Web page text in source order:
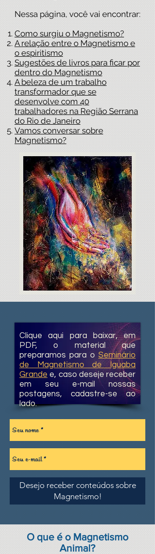
Nessa página, você vai encontrar:
Como surgiu o Magnetismo?
A relação entre o Magnetismo e
o espiritismo
Sugestões de livros para ficar por
dentro do Magnetismo
A beleza de um trabalho
transformador que se
desenvolve com 40
trabalhadores na Região Serrana
do Rio de Janeiro
Vamos conversar sobre
Magnetismo?
Clique aqui para baixar, em
PDF, o material que
preparamos para o Seminário
de Magnetismo de Iguaba
Grande e, caso deseje receber
em seu e-mail nossas
postagens, cadastre-se ao
lado.
Desejo receber conteúdos sobre
Magnetismo!
O que é o Magnetismo
Animal?